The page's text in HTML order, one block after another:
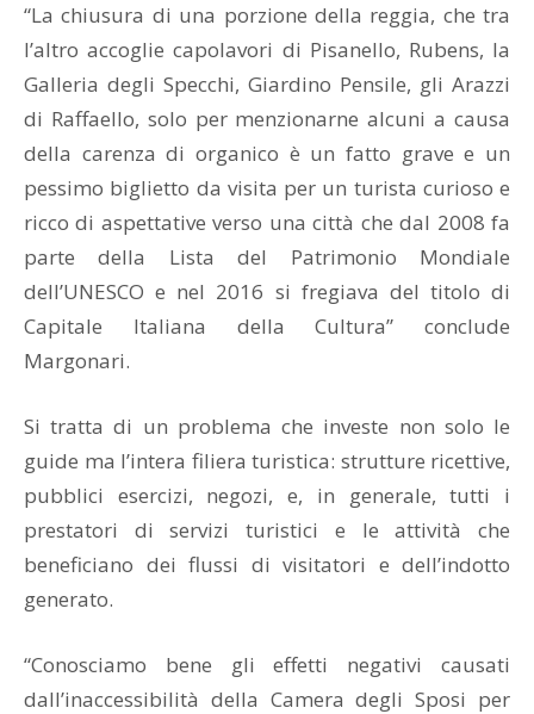
“La chiusura di una porzione della reggia, che tra
l’altro accoglie capolavori di Pisanello, Rubens, la
Galleria degli Specchi, Giardino Pensile, gli Arazzi
di Raffaello, solo per menzionarne alcuni a causa
della carenza di organico è un fatto grave e un
pessimo biglietto da visita per un turista curioso e
ricco di aspettative verso una città che dal 2008 fa
parte della Lista del Patrimonio Mondiale
dell’UNESCO e nel 2016 si fregiava del titolo di
Capitale Italiana della Cultura” conclude
Margonari.
Si tratta di un problema che investe non solo le
guide ma l’intera filiera turistica: strutture ricettive,
pubblici esercizi, negozi, e, in generale, tutti i
prestatori di servizi turistici e le attività che
beneficiano dei flussi di visitatori e dell’indotto
generato.
“Conosciamo bene gli effetti negativi causati
dall’inaccessibilità della Camera degli Sposi per